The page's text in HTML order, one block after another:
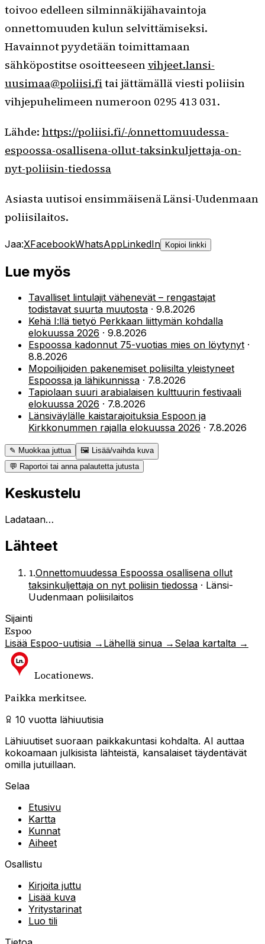
toivoo edelleen silminnäkijähavaintoja
onnettomuuden kulun selvittämiseksi.
Havainnot pyydetään toimittamaan
sähköpostitse osoitteeseenvihjeet.lansi-
uusimaa@poliisi.fitai jättämällä viesti poliisin
vihjepuhelimeen numeroon 0295 413 031.
Lähde: https://poliisi.fi/-/onnettomuudessa-
espoossa-osallisena-ollut-taksinkuljettaja-on-
nyt-poliisin-tiedossa
Asiasta uutisoi ensimmäisenä Länsi-Uudenmaan
poliisilaitos.
Jaa:XFacebookWhatsAppLinkedIn Kopioi linkki
Lue myös
Tavalliset lintulajit vähenevät – rengastajat
todistavat suurta muutosta · 9.8.2026
Kehä I:llä tietyö Perkkaan liittymän kohdalla
elokuussa 2026 · 9.8.2026
Espoossa kadonnut 75-vuotias mies on löytynyt ·
8.8.2026
Mopoilijoiden pakenemiset poliisilta yleistyneet
Espoossa ja lähikunnissa · 7.8.2026
Tapiolaan suuri arabialaisen kulttuurin festivaali
elokuussa 2026 · 7.8.2026
Länsiväylälle kaistarajoituksia Espoon ja
Kirkkonummen rajalla elokuussa 2026 · 7.8.2026
✎ Muokkaa juttua
🖼 Lisää/vaihda kuva
💬 Raportoi tai anna palautetta jutusta
Keskustelu
Ladataan…
Lähteet
1.Onnettomuudessa Espoossa osallisena ollut
taksinkuljettaja on nyt poliisin tiedossa · Länsi-
Uudenmaan poliisilaitos
Sijainti
Espoo
Lisää Espoo-uutisia → Lähellä sinua → Selaa kartalta →
Locationews.
Paikka merkitsee.
10 vuotta lähiuutisia
Lähiuutiset suoraan paikkakuntasi kohdalta. AI auttaa
kokoamaan julkisista lähteistä, kansalaiset täydentävät
omilla jutuillaan.
Selaa
Etusivu
Kartta
Kunnat
Aiheet
Osallistu
Kirjoita juttu
Lisää kuva
Yritystarinat
Luo tili